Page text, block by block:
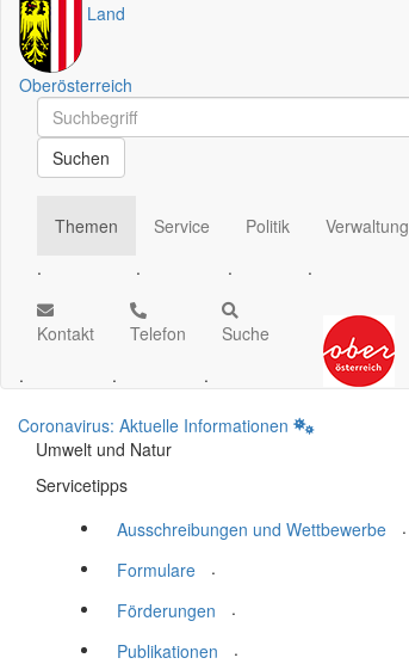
Land
Oberösterreich
Schnellsuche
Schnellsuche
Suchen
Themen
.
Service
.
Politik
.
Verwaltung
.
Kontakt
.
Telefon
.
Suche
.
Coronavirus: Aktuelle Informationen
Umwelt und Natur
Servicetipps
Ausschreibungen und Wettbewerbe
.
Formulare
.
Förderungen
.
Publikationen
.